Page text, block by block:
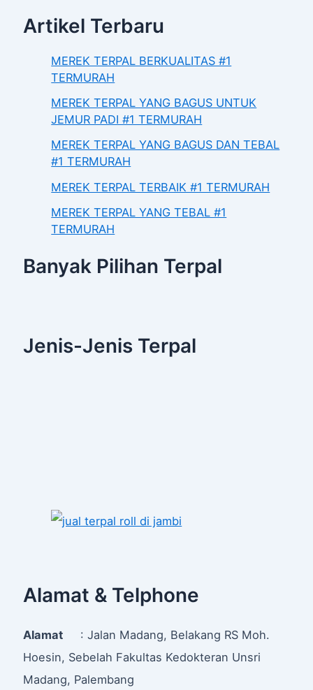
Artikel Terbaru
MEREK TERPAL BERKUALITAS #1
TERMURAH
MEREK TERPAL YANG BAGUS UNTUK
JEMUR PADI #1 TERMURAH
MEREK TERPAL YANG BAGUS DAN TEBAL
#1 TERMURAH
MEREK TERPAL TERBAIK #1 TERMURAH
MEREK TERPAL YANG TEBAL #1
TERMURAH
Banyak Pilihan Terpal
Jenis-Jenis Terpal
Alamat & Telphone
Alamat : Jalan Madang, Belakang RS Moh.
Hoesin, Sebelah Fakultas Kedokteran Unsri
Madang, Palembang